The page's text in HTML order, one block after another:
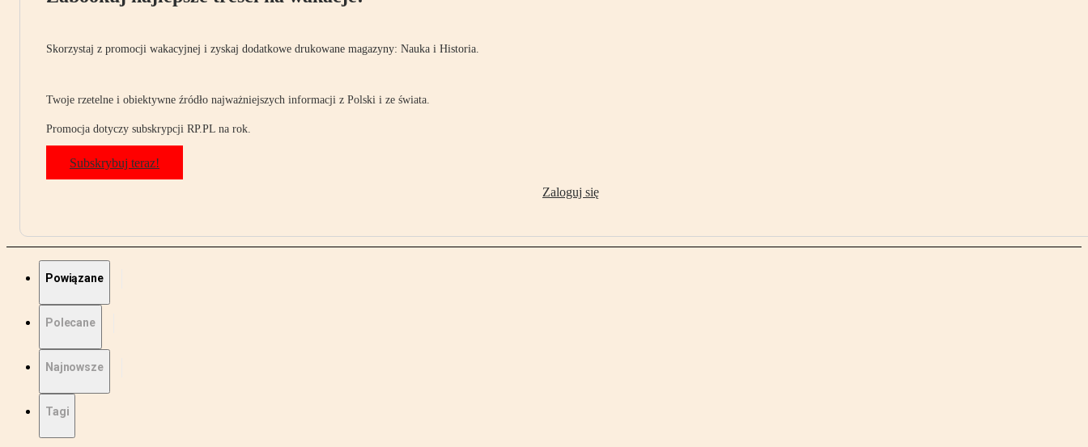
Skorzystaj z promocji wakacyjnej i zyskaj dodatkowe drukowane magazyny: Nauka i Historia.
Twoje rzetelne i obiektywne źródło najważniejszych informacji z Polski i ze świata.
Promocja dotyczy subskrypcji RP.PL na rok.
Subskrybuj teraz!
Zaloguj się
Powiązane
Polecane
Najnowsze
Tagi